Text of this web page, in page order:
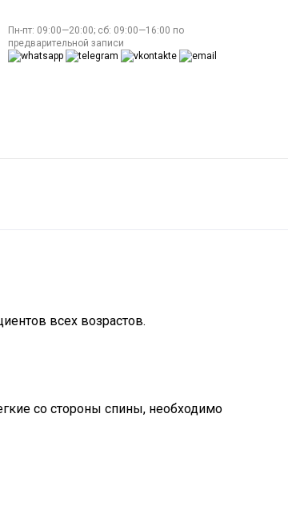
Пн-пт: 09:00—20:00; сб: 09:00—16:00 по
предварительной записи
всех возрастов.
со стороны спины, необходимо